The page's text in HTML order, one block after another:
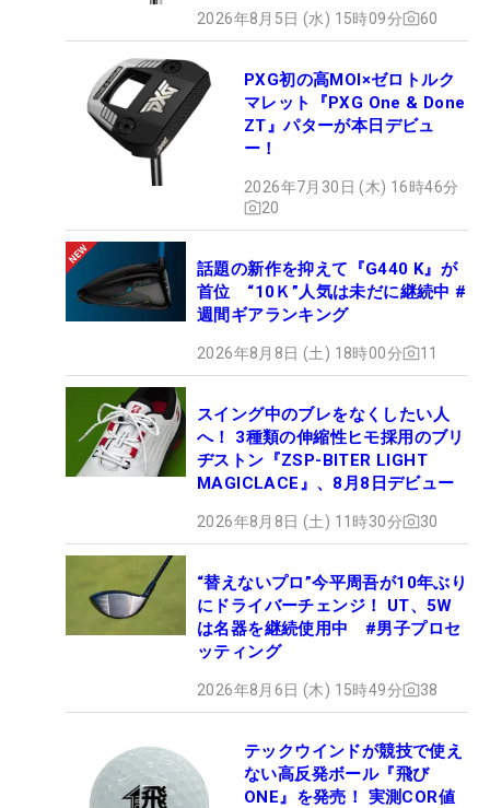
2026年8月5日 (水) 15時09分 60
PXG初の高MOI×ゼロトルク
マレット『PXG One & Done
ZT』パターが本日デビュ
ー！
2026年7月30日 (木) 16時46分
20
話題の新作を抑えて『G440 K』が
首位 “10Ｋ”人気は未だに継続中 #
週間ギアランキング
2026年8月8日 (土) 18時00分 11
スイング中のブレをなくしたい人
へ！ 3種類の伸縮性ヒモ採用のブリ
ヂストン『ZSP-BITER LIGHT
MAGICLACE』、8月8日デビュー
2026年8月8日 (土) 11時30分 30
“替えないプロ”今平周吾が10年ぶり
にドライバーチェンジ！ UT、5W
は名器を継続使用中 #男子プロセ
ッティング
2026年8月6日 (木) 15時49分 38
テックウインドが競技で使え
ない高反発ボール『飛び
ONE』を発売！ 実測COR値